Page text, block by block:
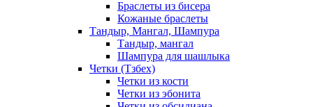
Браслеты из бисера
Кожаные браслеты
Тандыр, Мангал, Шампура
Тандыр, мангал
Шампура для шашлыка
Четки (Тзбех)
Четки из кости
Четки из эбонита